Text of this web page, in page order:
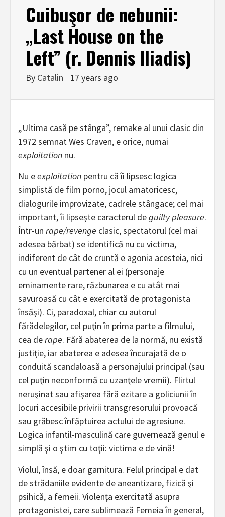
Cuibuşor de nebunii:
„Last House on the
Left” (r. Dennis Iliadis)
By Catalin 17 years ago
„Ultima casă pe stânga”, remake al unui clasic din
1972 semnat Wes Craven, e orice, numai
exploitation nu.
Nu eexploitation pentru că îi lipsesc logica
simplistă de film porno, jocul amatoricesc,
dialogurile improvizate, cadrele stângace; cel mai
important, îi lipseşte caracterul deguilty pleasure.
Într-un rape/revenge clasic, spectatorul (cel mai
adesea bărbat) se identifică nu cu victima,
indiferent de cât de cruntă e agonia acesteia, nici
cu un eventual partener al ei (personaje
eminamente rare, răzbunarea e cu atât mai
savuroasă cu cât e exercitată de protagonista
însăşi). Ci, paradoxal, chiar cu autorul
fărădelegilor, cel puţin în prima parte a filmului,
cea derape. Fără abaterea de la normă, nu există
justiţie, iar abaterea e adesea încurajată de o
conduită scandaloasă a personajului principal (sau
cel puţin neconformă cu uzanţele vremii). Flirtul
neruşinat sau afişarea fără ezitare a goliciunii în
locuri accesibile privirii transgresorului provoacă
sau grăbesc înfăptuirea actului de agresiune.
Logica infantil-masculină care guvernează genul e
simplă şi o ştim cu toţii: victima e de vină!
Violul, însă, e doar garnitura. Felul principal e dat
de strădaniile evidente de aneantizare, fizică şi
psihică, a femeii. Violenţa exercitată asupra
protagonistei, care sublimează Femeia în general,